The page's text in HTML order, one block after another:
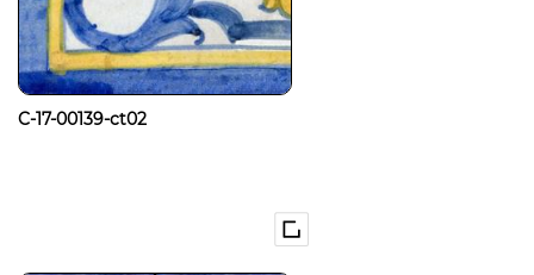
C-17-00139-ct02